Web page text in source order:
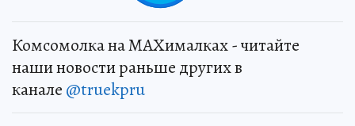
Комсомолка на MAXималках - читайте
наши новости раньше других в
канале @truekpru